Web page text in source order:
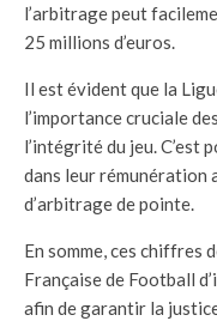
l’arbitrage peut
25 millions d’euros.
Il est évident que la
l’importance cruciale
l’intégrité du jeu. C’est
dans leur rémunération
d’arbitrage de pointe.
En somme, ces chiffres
Française de Football
afin de garantir la